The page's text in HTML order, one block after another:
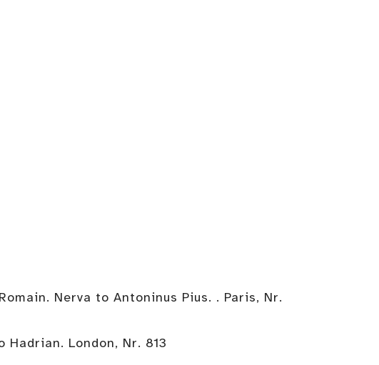
Nerva to Antoninus Pius. . Paris, Nr.
Hadrian. London, Nr. 813